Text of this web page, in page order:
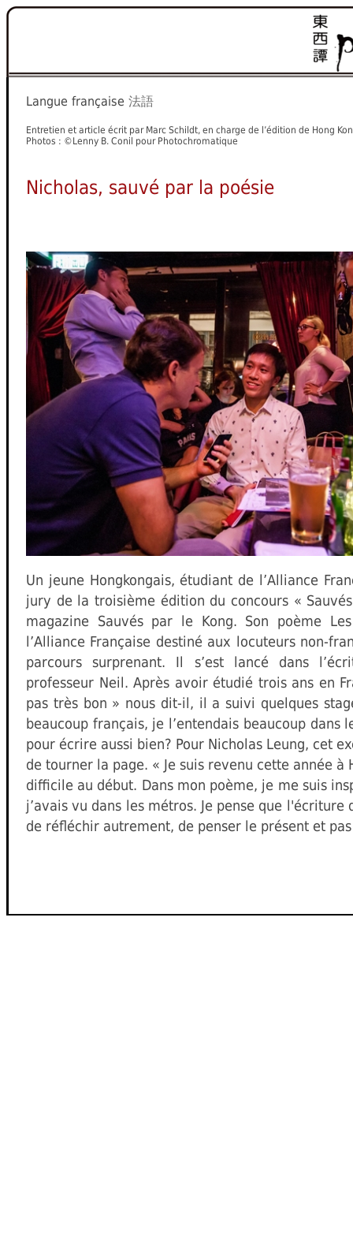
Langue française 法語
Entretien et article écrit par Marc Schildt, en charge de l’édition de Hong
Photos : ©Lenny B. Conil pour Photochromatique
Nicholas, sauvé par la poésie
Un jeune Hongkongais, étudiant de l’Alliance
jury de la troisième édition du concours «
magazine Sauvés par le Kong. Son poème
l’Alliance Française destiné aux locuteurs non-
parcours surprenant. Il s’est lancé dans
professeur Neil. Après avoir étudié trois ans en
pas très bon » nous dit-il, il a suivi quelques
beaucoup français, je l’entendais beaucoup dans
pour écrire aussi bien? Pour Nicholas Leung, cet
de tourner la page. « Je suis revenu cette année à
difficile au début. Dans mon poème, je me suis
j’avais vu dans les métros. Je pense que l'écriture
de réfléchir autrement, de penser le présent et